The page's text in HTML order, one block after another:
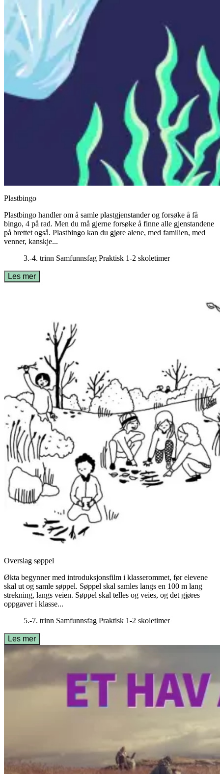
Plastbingo
Plastbingo handler om å samle plastgjenstander og forsøke å få
bingo, 4 på rad. Men du må gjerne forsøke å finne alle gjenstandene
på brettet også. Plastbingo kan du gjøre alene, med familien, med
venner, kanskje...
3.-4. trinn Samfunnsfag Praktisk 1-2 skoletimer
Les mer
Overslag søppel
Økta begynner med introduksjonsfilm i klasserommet, før elevene
skal ut og samle søppel. Søppel skal samles langs en 100 m lang
strekning, langs veien. Søppel skal telles og veies, og det gjøres
oppgaver i klasse...
5.-7. trinn Samfunnsfag Praktisk 1-2 skoletimer
Les mer